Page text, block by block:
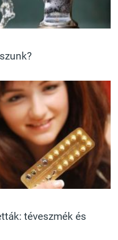
téveszmék és